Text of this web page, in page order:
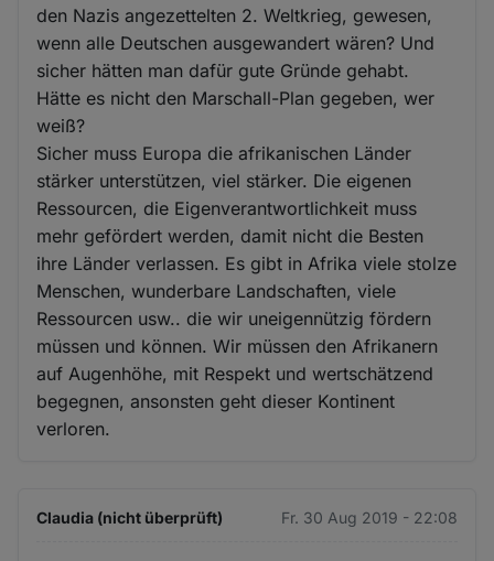
den Nazis angezettelten 2. Weltkrieg, gewesen,
wenn alle Deutschen ausgewandert wären? Und
sicher hätten man dafür gute Gründe gehabt.
Hätte es nicht den Marschall-Plan gegeben, wer
weiß?
Sicher muss Europa die afrikanischen Länder
stärker unterstützen, viel stärker. Die eigenen
Ressourcen, die Eigenverantwortlichkeit muss
mehr gefördert werden, damit nicht die Besten
ihre Länder verlassen. Es gibt in Afrika viele stolze
Menschen, wunderbare Landschaften, viele
Ressourcen usw.. die wir uneigennützig fördern
müssen und können. Wir müssen den Afrikanern
auf Augenhöhe, mit Respekt und wertschätzend
begegnen, ansonsten geht dieser Kontinent
verloren.
Claudia (nicht überprüft) Fr. 30 Aug 2019 - 22:08